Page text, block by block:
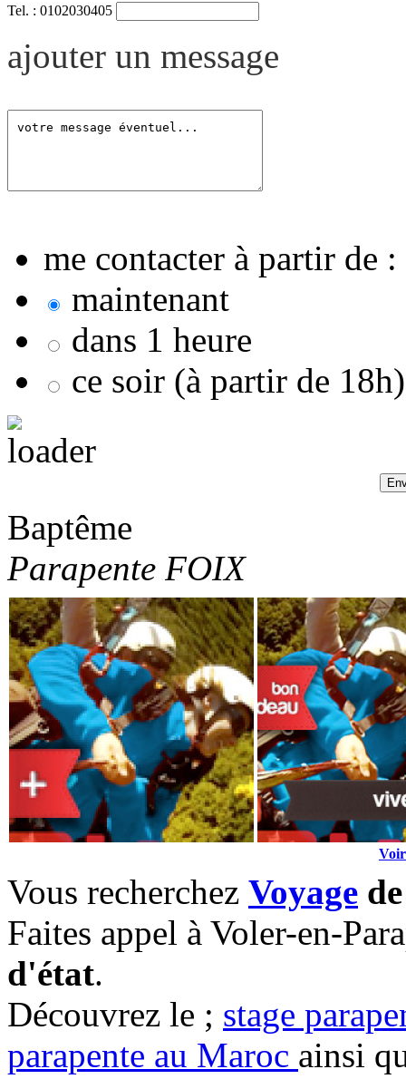
Tel. : 0102030405
ajouter un message
me contacter à partir de :
maintenant
dans 1 heure
ce soir (à partir de 18h)
Baptême
Parapente FOIX
Voir
Vous recherchez Voyage
Faites appel à Voler-en-
d'état.
Découvrez le ; stage
parapente au Maroc ainsi